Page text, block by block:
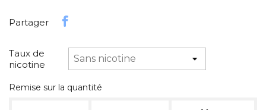
Partager
Taux de
nicotine
Remise sur la quantité